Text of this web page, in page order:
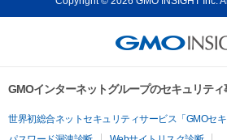
GMOインターネットグループのセキュリテ
世界初総合ネットセキュリティサービス「GMOセキ